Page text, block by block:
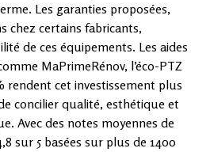
Les garanties proposées,
chez certains fabricants,
de ces équipements. Les aides
MaPrimeRénov, l’éco-PTZ
rendent cet investissement plus
concilier qualité, esthétique et
Avec des notes moyennes de
sur 5 basées sur plus de 1400